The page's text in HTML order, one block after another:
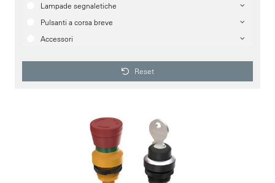
Lampade segnaletiche
Pulsanti a corsa breve
Accessori
Reset